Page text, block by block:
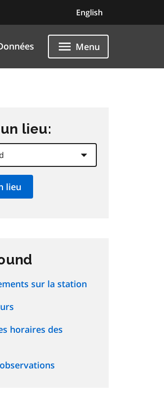
English
Menu
lieu:
sur la station
horaires des
observations